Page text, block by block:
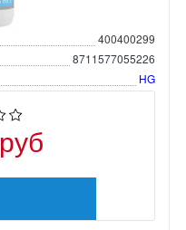
400400299
8711577055226
HG